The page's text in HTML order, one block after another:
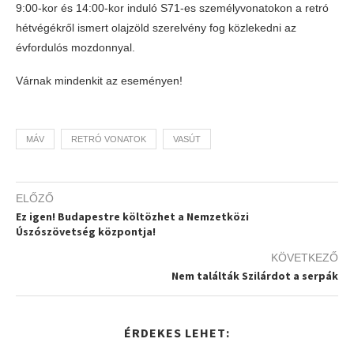
9:00-kor és 14:00-kor induló S71-es személyvonatokon a retró
hétvégékről ismert olajzöld szerelvény fog közlekedni az
évfordulós mozdonnyal.
Várnak mindenkit az eseményen!
MÁV RETRÓ VONATOK VASÚT
ELŐZŐ
Ez igen! Budapestre költözhet a Nemzetközi
Úszószövetség központja!
KÖVETKEZŐ
Nem találták Szilárdot a serpák
ÉRDEKES LEHET: